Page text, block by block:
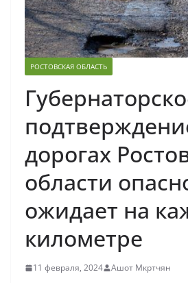
РОСТОВСКАЯ ОБЛАСТЬ
дорогах
области
ожидает на
километре
11 февраля, 2024 Ашот Мкртчян